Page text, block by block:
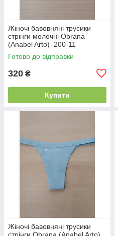
Жіночі бавовняні трусики
стрінги молочні Obrana
(Anabel Arto) 200-11
Готово до відправки
320 ₴
Купити
Жіночі бавовняні трусики